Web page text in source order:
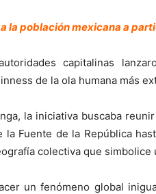
la población mexicana a
capitalinas
de la ola humana más
la iniciativa buscaba
la Fuente de la República
colectiva que simbolice
un fenómeno global